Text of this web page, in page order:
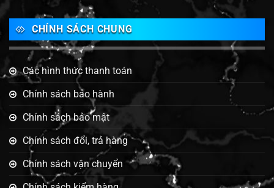
CHÍNH SÁCH CHUNG
Các hình thức thanh toán
Chính sách bảo hành
Chính sách bảo mật
Chính sách đổi, trả hàng
Chính sách vận chuyển